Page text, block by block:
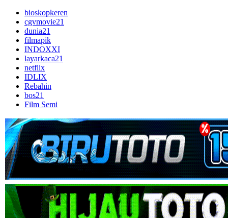
bioskopkeren
cgvmovie21
dunia21
filmapik
INDOXXI
layarkaca21
netflix
IDLIX
Rebahin
bos21
Film Semi